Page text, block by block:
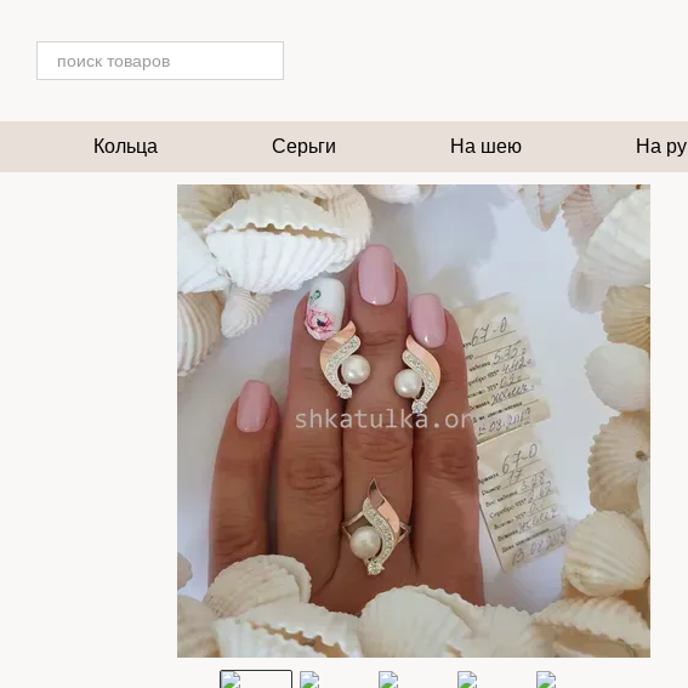
Кольца Серьги На шею На